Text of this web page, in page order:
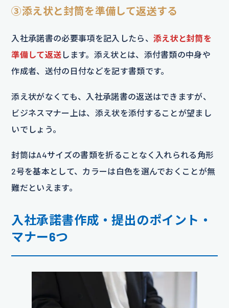
③添え状と封筒を準備して返送する
入社承諾書の必要事項を記入したら、 添え状と封筒を
準備して返送 します。添え状とは、添付書類の中身や
作成者、送付の日付などを記す書類です。
添え状がなくても、入社承諾書の返送はできますが、
ビジネスマナー上は、添え状を添付することが望まし
いでしょう。
封筒はA4サイズの書類を折ることなく入れられる角形
2号を基本として、カラーは白色を選んでおくことが無
難だといえます。
入社承諾書作成・提出のポイント・
マナー6つ